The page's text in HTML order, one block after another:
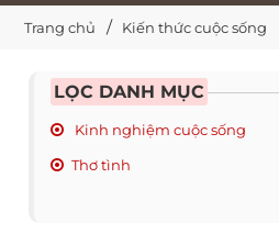
Trang chủ Kiến thức cuộc sống
LỌC DANH MỤC
Kinh nghiệm cuộc sống
Thơ tình